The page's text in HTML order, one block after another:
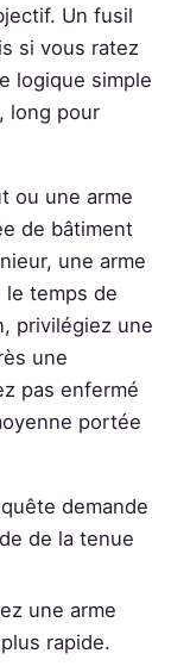
Un fusil
si vous ratez
logique simple
long pour
ou une arme
de bâtiment
une arme
le temps de
privilégiez une
une
pas enfermé
portée
demande
de la tenue
une arme
rapide.